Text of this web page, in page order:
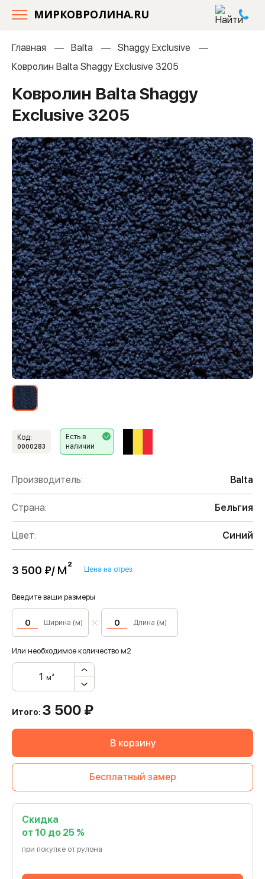
МИРКОВРОЛИНА.RU
Главная Balta
Shaggy Exclusive
Ковролин Balta Shaggy Exclusive 3205
Ковролин Balta Shaggy
Exclusive 3205
Код:
0000283
Есть в
наличии
Производитель: Balta
Страна: Бельгия
Цвет: Синий
3 500 ₽/ м² Цена на отрез
Введите ваши размеры
Ширина (м) Длина (м)
Или необходимое количество м2
м²
Итого: 3 500 ₽
В корзину
Бесплатный замер
Скидка
от 10 до 25 %
при покупке от рулона